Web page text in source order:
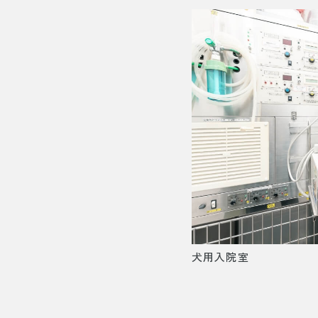
犬用入院室